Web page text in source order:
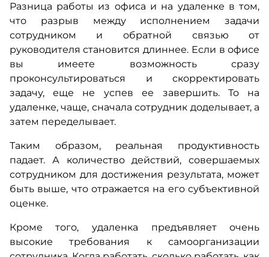
Разница работы из офиса и на удаленке в том,
что разрыв между исполнением задачи
сотрудником и обратной связью от
руководителя становится длиннее. Если в офисе
вы имеете возможность сразу
проконсультироваться и скорректировать
задачу, еще не успев ее завершить. То на
удаленке, чаще, сначала сотрудник доделывает, а
затем переделывает.
Таким образом, реальная продуктивность
падает. А количество действий, совершаемых
сотрудником для достижения результата, может
быть выше, что отражается на его субъективной
оценке.
Кроме того, удаленка предъявляет очень
высокие требования к самоорганизации